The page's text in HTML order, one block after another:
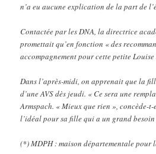
n’a eu aucune explication de la part de
Contactée par les DNA, la directrice
promettait qu’en fonction « des
accompagnement pour cette petite
Dans l’après-midi, on apprenait que la
d’une AVS dès jeudi. « Ce sera une
Armspach. « Mieux que rien », concède-
l’idéal pour sa fille qui a un grand besoin
(*) MDPH : maison départementale pour